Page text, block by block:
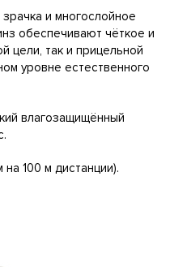
и многослойное
обеспечивают чёткое и
цели, так и прицельной
уровне естественного
влагозащищённый
100 м дистанции).